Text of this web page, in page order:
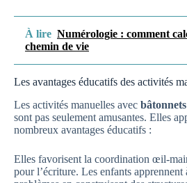
À lire Numérologie : comment
chemin de vie
Les avantages éducatifs des activités
Les activités manuelles avec
sont pas seulement amusantes. Elles
nombreux avantages éducatifs :
Elles favorisent la coordination œil-
pour l’écriture. Les enfants apprennent